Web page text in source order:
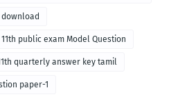
11th public exam Model Question
quarterly answer key tamil
paper-1